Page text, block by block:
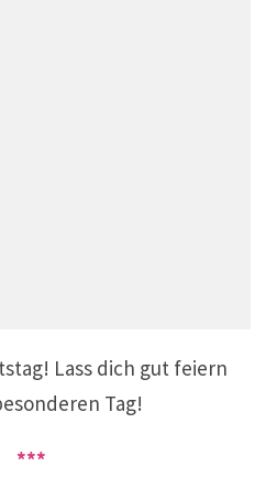
Lass dich gut feiern
Tag!
***